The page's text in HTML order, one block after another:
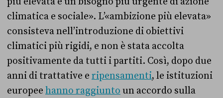
climatica e sociale». L’«ambizione più elevata»
consisteva nell’introduzione di obiettivi
climatici più rigidi, e non è stata accolta
positivamente da tutti i partiti. Così, dopo due
anni di trattative e ripensamenti, le istituzioni
europee hanno raggiunto un accordo sulla